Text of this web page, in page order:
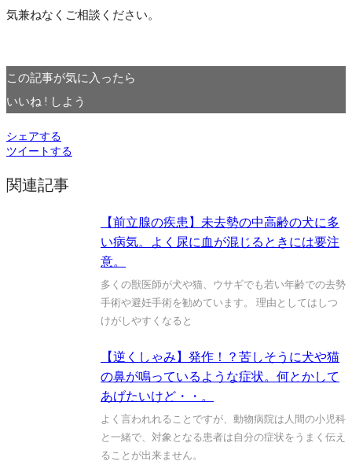
気兼ねなくご相談ください。
この記事が気に入ったら
いいね ! しよう
シェアする
ツイートする
関連記事
【前立腺の疾患】未去勢の中高齢の犬に多
い病気。よく尿に血が混じるときには要注
意。
多くの獣医師が犬や猫、ウサギでも若い年齢での去勢
手術や避妊手術を勧めています。 理由としてはしつ
けがしやすくなると
【逆くしゃみ】発作！？苦しそうに犬や猫
の鼻が鳴っているような症状。何とかして
あげたいけど・・。
よく言われれることですが、動物病院は人間の小児科
と一緒で、対象となる患者は自分の症状をうまく伝え
ることが出来ません。